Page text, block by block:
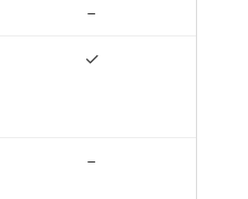
–
✓
–